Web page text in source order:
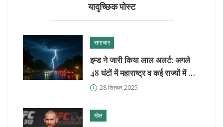
यादृच्छिक पोस्ट
समाचार
इम्ड ने जारी किया लाल अलर्ट: अगले
48 घंटों में महाराष्ट्र व कई राज्यों में भारी
बारिश का खतरा
28 सितंबर 2025
खेल